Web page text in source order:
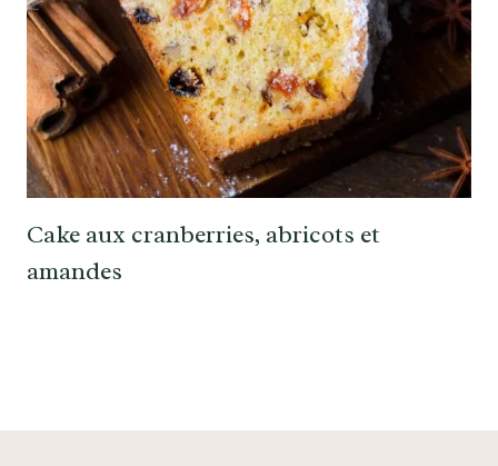
Cake aux cranberries, abricots et
amandes